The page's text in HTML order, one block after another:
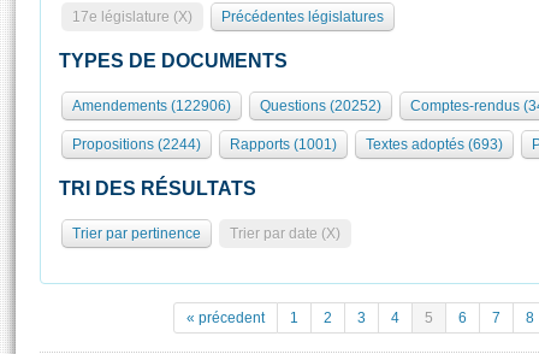
Présidence
577 députés
Groupes politiques
Séance publique
Commissions et autres organes
Europe et International
Pétitions
Rôle et pouvoirs de l'Assemblée
Organisation de l'Assemblée
Présidence Conférence des Présidents Bureau Collège des
Statistiques et chiffres clés
Documents de référence
( Constitution | Règlement de l'Assemblée ... )
Visiter l'Assemblée
Visite virtuelle du palais Bourbon
Assister à une séance
La Bibliothèque
17e législature (X) Précédentes législatures
TYPES DE DOCUMENTS
Amendements (122906) Questions (20252) Comptes-rendus
Propositions (2244) Rapports (1001) Textes adoptés (693)
TRI DES RÉSULTATS
Trier par pertinence Trier par date (X)
« précedent 1 2 3 4 5 6 7 8